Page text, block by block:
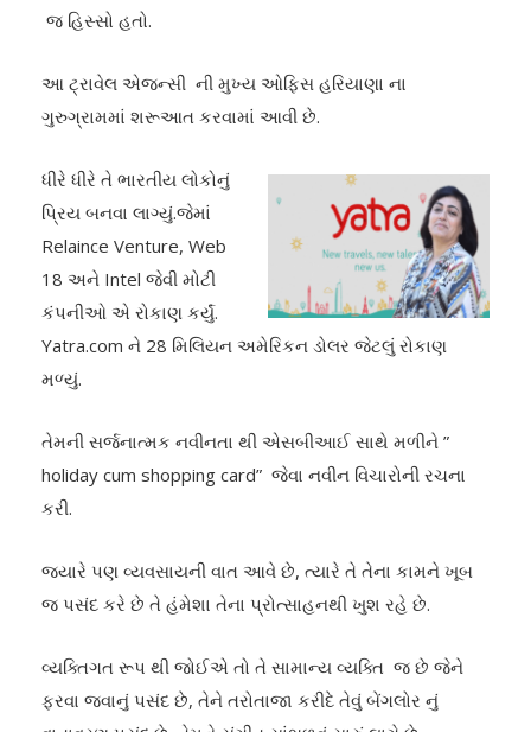
જ હિસ્સો હતો.
આ ટ્રાવેલ એજન્સી ની મુખ્ય ઓફિસ હરિયાણા ના
ગુરુગ્રામમાં શરૂઆત કરવામાં આવી છે.
ધીરે ધીરે તે ભારતીય લોકોનું
પ્રિય બનવા લાગ્યું.જેમાં
Relaince Venture, Web
18 અને Intel જેવી મોટી
કંપનીઓ એ રોકાણ કર્યું.
Yatra.com ને 28 મિલિયન અમેરિકન ડોલર જેટલું રોકાણ
મળ્યું.
તેમની સર્જનાત્મક નવીનતા થી એસબીઆઈ સાથે મળીને ”
holiday cum shopping card” જેવા નવીન વિચારોની રચના
કરી.
જ્યારે પણ વ્યવસાયની વાત આવે છે, ત્યારે તે તેના કામને ખૂબ
જ પસંદ કરે છે તે હંમેશા તેના પ્રોત્સાહનથી ખુશ રહે છે.
વ્યક્તિગત રૂપ થી જોઈએ તો તે સામાન્ય વ્યક્તિ જ છે જેને
ફરવા જવાનું પસંદ છે, તેને તરોતાજા કરીદે તેવું બેંગલોર નું